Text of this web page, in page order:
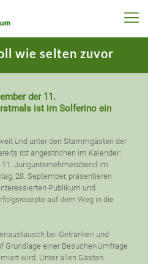
wie selten zuvor
der 11.
ist im Solferino ein
und unter den Stammgästen der
rot angestrichen im Kalender:
Jungunternehmerabend im
28. September, präsentieren
Publikum und
auf dem Weg in die
bei Getränken und
Grundlage einer Besucher-Umfrage
wird. Unter allen Gästen